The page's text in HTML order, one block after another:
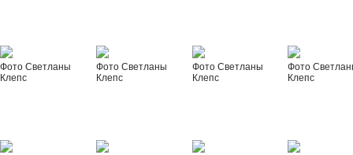
Фото Светланы
Клепс
Фото Светланы
Клепс
Фото Светланы
Клепс
Фото
Клепс